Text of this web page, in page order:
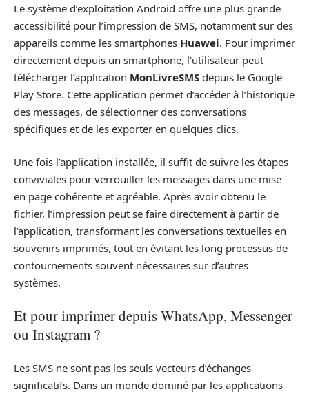
Le système d’exploitation Android offre une plus grande
accessibilité pour l’impression de SMS, notamment sur des
appareils comme les smartphones Huawei. Pour imprimer
directement depuis un smartphone, l’utilisateur peut
télécharger l’application MonLivreSMS depuis le Google
Play Store. Cette application permet d’accéder à l’historique
des messages, de sélectionner des conversations
spécifiques et de les exporter en quelques clics.
Une fois l’application installée, il suffit de suivre les étapes
conviviales pour verrouiller les messages dans une mise
en page cohérente et agréable. Après avoir obtenu le
fichier, l’impression peut se faire directement à partir de
l’application, transformant les conversations textuelles en
souvenirs imprimés, tout en évitant les long processus de
contournements souvent nécessaires sur d’autres
systèmes.
Et pour imprimer depuis WhatsApp, Messenger
ou Instagram ?
Les SMS ne sont pas les seuls vecteurs d’échanges
significatifs. Dans un monde dominé par les applications